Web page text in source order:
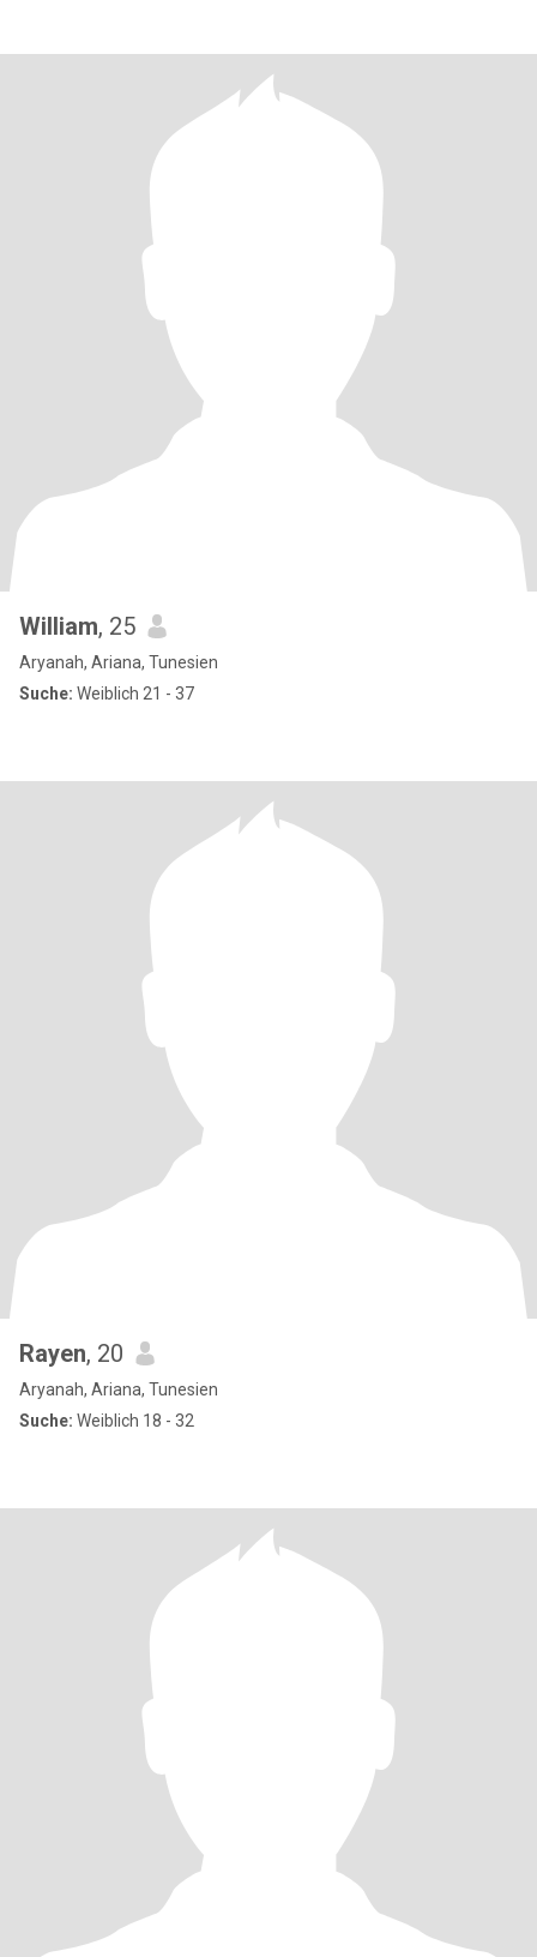
William, 25
Aryanah, Ariana, Tunesien
Suche: Weiblich 21 - 37
Rayen, 20
Aryanah, Ariana, Tunesien
Suche: Weiblich 18 - 32